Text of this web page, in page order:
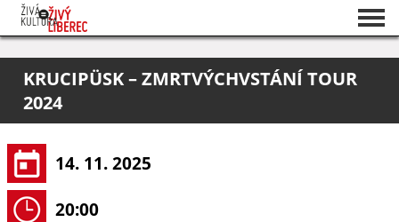
O projektu
Pořadatelé
KRUCIPÜSK – ZMRTVÝCHVSTÁNÍ TOUR
2024
14. 11. 2025
20:00